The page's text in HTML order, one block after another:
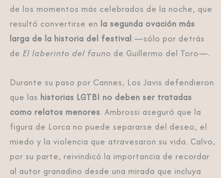
de los momentos más celebrados de la noche, que
resultó convertirse en la segunda ovación más
larga de la historia del festival —sólo por detrás
de El laberinto del fauno de Guillermo del Toro—.
Durante su paso por Cannes, Los Javis defendieron
que las historias LGTBI no deben ser tratadas
como relatos menores. Ambrossi aseguró que la
figura de Lorca no puede separarse del deseo, el
miedo y la violencia que atravesaron su vida. Calvo,
por su parte, reivindicó la importancia de recordar
al autor granadino desde una mirada que incluya